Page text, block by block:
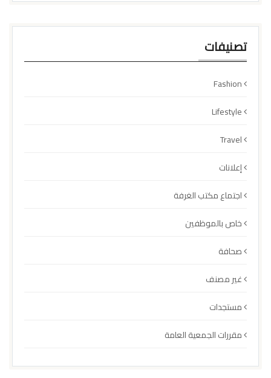
تصنيفات
Fashion
Lifestyle
Travel
إعلانات
اجتماع مكتب الغرفة
خاص بالموظفين
صحافة
غير مصنف
مستجدات
مقررات الجمعية العامة